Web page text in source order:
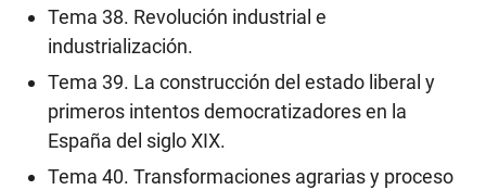
Tema 38. Revolución industrial e
industrialización.
Tema 39. La construcción del estado liberal y
primeros intentos democratizadores en la
España del siglo XIX.
Tema 40. Transformaciones agrarias y proceso